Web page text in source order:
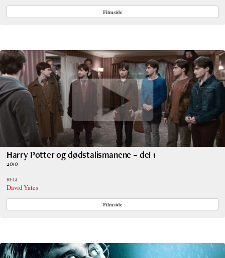
Filmside
Harry Potter og dødstalismanene – del 1
2010
REGI
David Yates
Filmside